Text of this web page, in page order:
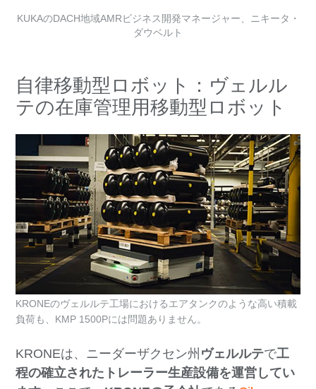
KUKAのDACH地域AMRビジネス開発マネージャー、ニキータ・
ダウベルト
自律移動型ロボット：ヴェルル
テの在庫管理用移動型ロボット
KRONEは、ニーダーザクセン州 ヴェルルテで工
程の確立されたトレーラー生産設備を運営してい
KRONEのヴェルルテ工場におけるエアタンクのような高い積載
負荷も、KMP 1500Pには問題ありません。